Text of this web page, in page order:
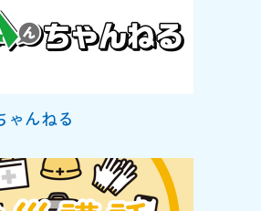
ゃんねる